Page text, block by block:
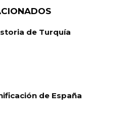
de Turquía
de España